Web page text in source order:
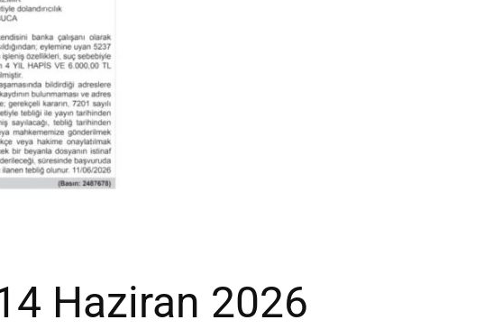
Haziran 2026